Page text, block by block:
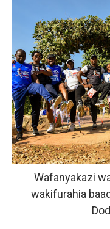
REA YAPELEKA
Msajili wa Hazina
Global Education
Wafanyakazi
wakifurahia